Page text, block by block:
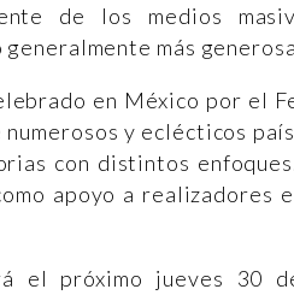
de los medios
generalmente más
en México por el
numerosos y eclécticos
con distintos
apoyo a realizadores
el próximo jueves 30